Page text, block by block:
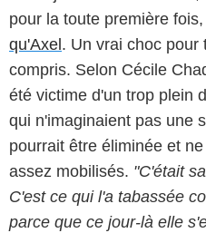
pour la toute première fois,
qu'Axel . Un vrai choc pour
compris. Selon Cécile
été victime d'un trop plein
qui n'imaginaient pas une
pourrait être éliminée et
assez mobilisés. "C'était
C'est ce qui l'a tabassée
parce que ce jour-là elle